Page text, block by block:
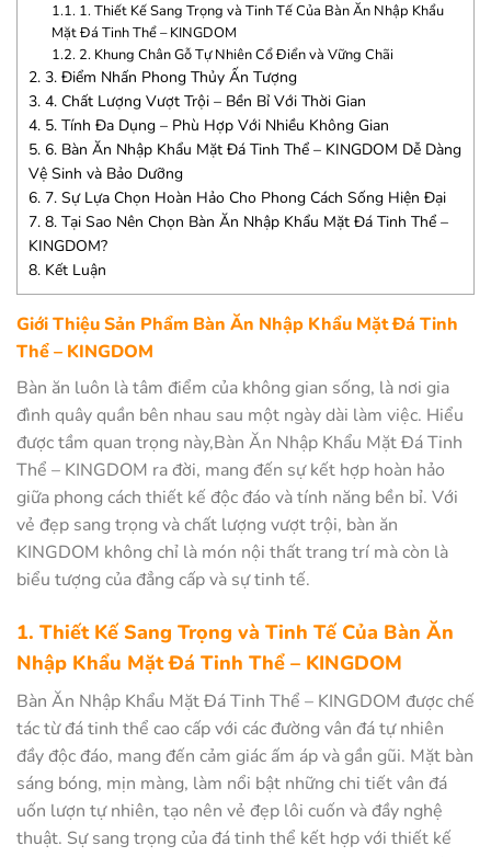
1.1. 1. Thiết Kế Sang Trọng và Tinh Tế Của Bàn Ăn Nhập Khẩu
Mặt Đá Tinh Thể – KINGDOM
1.2. 2. Khung Chân Gỗ Tự Nhiên Cổ Điển và Vững Chãi
2. 3. Điểm Nhấn Phong Thủy Ấn Tượng
3. 4. Chất Lượng Vượt Trội – Bền Bỉ Với Thời Gian
4. 5. Tính Đa Dụng – Phù Hợp Với Nhiều Không Gian
5. 6. Bàn Ăn Nhập Khẩu Mặt Đá Tinh Thể – KINGDOM Dễ Dàng
Vệ Sinh và Bảo Dưỡng
6. 7. Sự Lựa Chọn Hoàn Hảo Cho Phong Cách Sống Hiện Đại
7. 8. Tại Sao Nên Chọn Bàn Ăn Nhập Khẩu Mặt Đá Tinh Thể –
KINGDOM?
8. Kết Luận
Giới Thiệu Sản Phẩm Bàn Ăn Nhập Khẩu Mặt Đá Tinh
Thể – KINGDOM
Bàn ăn luôn là tâm điểm của không gian sống, là nơi gia
đình quây quần bên nhau sau một ngày dài làm việc. Hiểu
được tầm quan trọng này,Bàn Ăn Nhập Khẩu Mặt Đá Tinh
Thể – KINGDOM ra đời, mang đến sự kết hợp hoàn hảo
giữa phong cách thiết kế độc đáo và tính năng bền bỉ. Với
vẻ đẹp sang trọng và chất lượng vượt trội, bàn ăn
KINGDOM không chỉ là món nội thất trang trí mà còn là
biểu tượng của đẳng cấp và sự tinh tế.
1. Thiết Kế Sang Trọng và Tinh Tế Của Bàn Ăn
Nhập Khẩu Mặt Đá Tinh Thể – KINGDOM
Bàn Ăn Nhập Khẩu Mặt Đá Tinh Thể – KINGDOM được chế
tác từ đá tinh thể cao cấp với các đường vân đá tự nhiên
đầy độc đáo, mang đến cảm giác ấm áp và gần gũi. Mặt bàn
sáng bóng, mịn màng, làm nổi bật những chi tiết vân đá
uốn lượn tự nhiên, tạo nên vẻ đẹp lôi cuốn và đầy nghệ
thuật. Sự sang trọng của đá tinh thể kết hợp với thiết kế